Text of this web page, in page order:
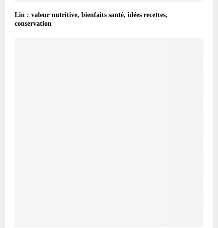
Lin : valeur nutritive, bienfaits santé, idées recettes,
conservation